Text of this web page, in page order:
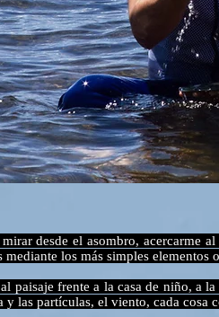
desde el asombro, acercarme
los más simples elementos
paisaje frente a la casa de niño, a
las partículas, el viento, cada cosa